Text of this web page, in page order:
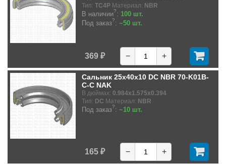
Тип: TC4P Материал: NBR
В наличии?: 100 шт.
Под заказ?: ~50 шт.
369 ₽ − +
Сальник 25x40x10 DC NBR 70-K01B-
C-C NAK
В дюймах: 0.984x1.575x0.394
Тип: DC Материал: NBR
Под заказ?: ~10 шт.
165 ₽ − +